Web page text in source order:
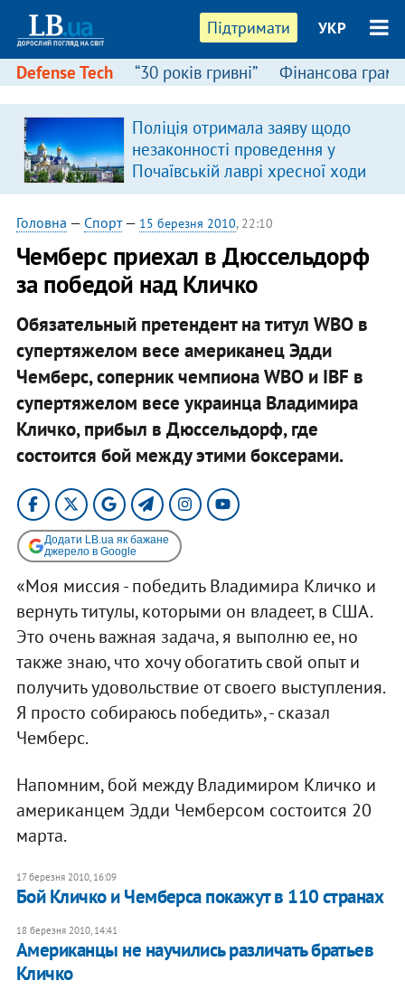
Підтримати УКР
Defense Tech “30 років гривні” Фінансова
Поліція отримала заяву щодо
незаконності проведення у
Почаївській лаврі хресної ходи
Головна — Спорт— 15 березня 2010, 22:10
Чемберс приехал в Дюссельдорф
за победой над Кличко
Обязательный претендент на титул WBO в
супертяжелом весе американец Эдди
Чемберс, соперник чемпиона WBO и IBF в
супертяжелом весе украинца Владимира
Кличко, прибыл в Дюссельдорф, где
состоится бой между этими боксерами.
Додати LB.ua як бажане
джерело в Google
«Моя миссия - победить Владимира Кличко и
вернуть титулы, которыми он владеет, в США.
Это очень важная задача, я выполню ее, но
также знаю, что хочу обогатить свой опыт и
получить удовольствие от своего выступления.
Я просто собираюсь победить», - сказал
Чемберс.
Напомним, бой между Владимиром Кличко и
американцем Эдди Чемберсом состоится 20
марта.
17 березня 2010, 16:09
Бой Кличко и Чемберса покажут в 110 странах
18 березня 2010, 14:41
Американцы не научились различать братьев
Кличко